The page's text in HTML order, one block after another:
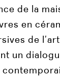
de la
en
de
un